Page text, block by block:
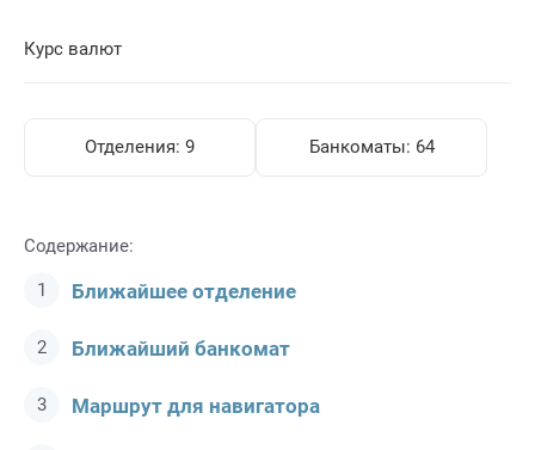
Курс валют
Отделения: 9 Банкоматы: 64
Содержание:
Ближайшее отделение
Ближайший банкомат
Маршрут для навигатора